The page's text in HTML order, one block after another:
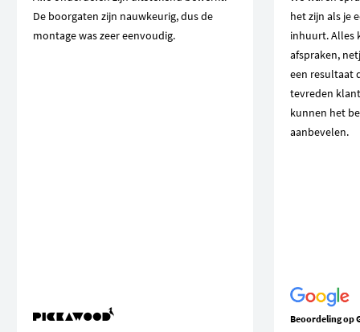
De boorgaten zijn nauwkeurig, dus de
montage was zeer eenvoudig.
het zijn als je
inhuurt. Alles
afspraken,
een resultaat
tevreden
kunnen het
aanbevelen.
Beoordeling op